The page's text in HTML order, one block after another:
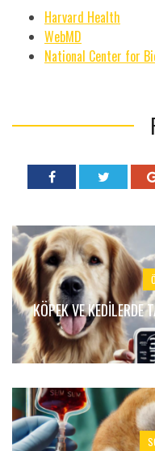
Harvard Health
WebMD
National Center for
KÖPEK VE KEDILERDE